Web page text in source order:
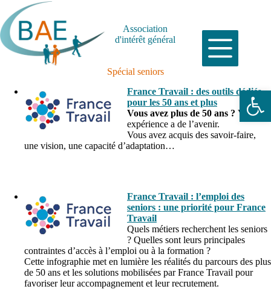
contenu
Association
d'intérêt général
Spécial seniors
France Travail : des outils dédiés
pour les 50 ans et plus
Vous avez plus de 50 ans ? Votre
expérience a de l’avenir.
Vous avez acquis des savoir-faire,
une vision, une capacité d’adaptation…
France Travail : l’emploi des
seniors : une priorité pour France
Travail
Quels métiers recherchent les seniors
? Quelles sont leurs principales
contraintes d’accès à l’emploi ou à la formation ?
Cette infographie met en lumière les réalités du parcours des plus
de 50 ans et les solutions mobilisées par France Travail pour
favoriser leur accompagnement et leur recrutement.
Ouvrir la barre d’outils